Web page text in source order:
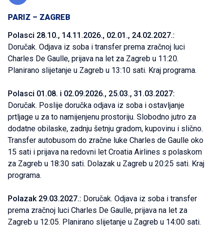
PARIZ – ZAGREB
Polasci 28.10., 14.11.2026., 02.01., 24.02.2027.:
Doručak. Odjava iz soba i transfer prema zračnoj luci
Charles De Gaulle, prijava na let za Zagreb u 11:20.
Planirano slijetanje u Zagreb u 13:10 sati. Kraj programa.
Polasci 01.08. i 02.09.2026., 25.03., 31.03.2027:
Doručak. Poslije doručka odjava iz soba i ostavljanje
prtljage u za to namijenjenu prostoriju. Slobodno jutro za
dodatne obilaske, zadnju šetnju gradom, kupovinu i slično.
Transfer autobusom do zračne luke Charles de Gaulle oko
15 sati i prijava na redovni let Croatia Airlines s polaskom
za Zagreb u 18:30 sati. Dolazak u Zagreb u 20:25 sati. Kraj
programa.
Polazak 29.03.2027.: Doručak. Odjava iz soba i transfer
prema zračnoj luci Charles De Gaulle, prijava na let za
Zagreb u 12:05. Planirano slijetanje u Zagreb u 14:00 sati.